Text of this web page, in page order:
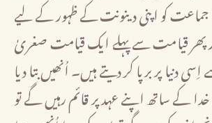
جماعت کو اپنی دینونت کے ظہور کے لیے
پھر قیامت سے پہلے ایک قیامت صغریٰ
پر برپا کر دیتے ہیں۔ اُنھیں بتا دیا
کے ساتھ اپنے عہد پر قائم رہیں گے تو